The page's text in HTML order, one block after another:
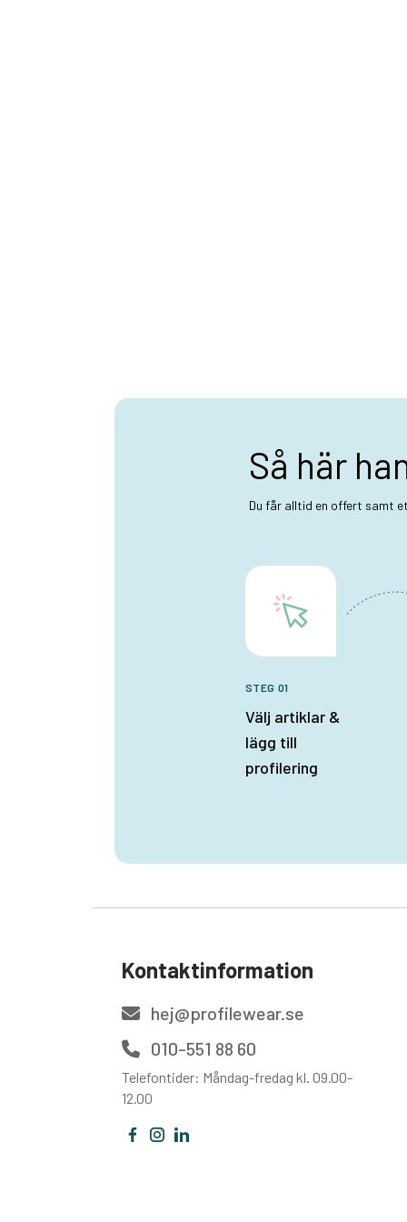
Så här
Du får alltid en offert samt
STEG 01
Välj artiklar &
lägg till
profilering
Kontaktinformation
hej@profilewear.se
010-551 88 60
Telefontider: Måndag-fredag kl. 09.00-
12.00